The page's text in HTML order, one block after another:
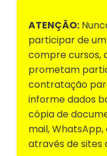
ATENÇÃO:
participar de
compre cursos,
prometam
contratação
informe dados
cópia de
mail,
através de sites